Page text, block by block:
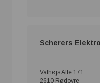
Scherers
Valhøjs Alle 171
2610 Rødovre